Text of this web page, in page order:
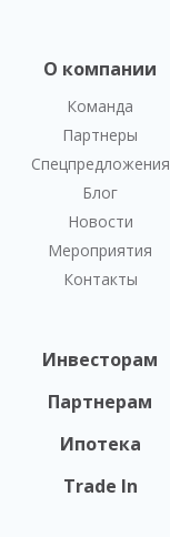
О компании
Команда
Партнеры
Спецпредложения
Блог
Новости
Мероприятия
Контакты
Инвесторам
Партнерам
Ипотека
Trade In